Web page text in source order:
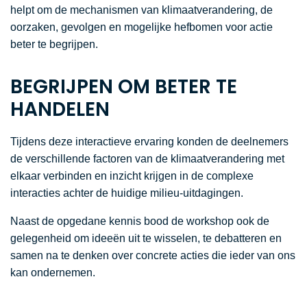
helpt om de mechanismen van klimaatverandering, de
oorzaken, gevolgen en mogelijke hefbomen voor actie
beter te begrijpen.
BEGRIJPEN OM BETER TE
HANDELEN
Tijdens deze interactieve ervaring konden de deelnemers
de verschillende factoren van de klimaatverandering met
elkaar verbinden en inzicht krijgen in de complexe
interacties achter de huidige milieu-uitdagingen.
Naast de opgedane kennis bood de workshop ook de
gelegenheid om ideeën uit te wisselen, te debatteren en
samen na te denken over concrete acties die ieder van ons
kan ondernemen.